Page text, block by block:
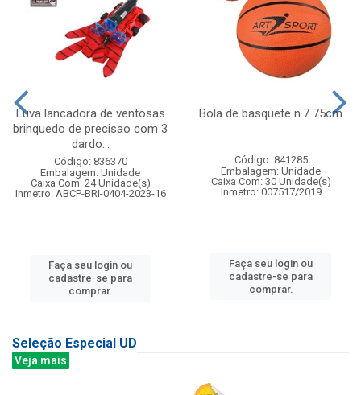
Luva lancadora de ventosas
brinquedo de precisao com 3
dardo...
Código: 836370
Embalagem: Unidade
Caixa Com: 24 Unidade(s)
Inmetro: ABCP-BRI-0404-2023-16
Faça seu login ou
cadastre-se para
comprar.
Bola de basquete n.7 75cm
Código: 841285
Embalagem: Unidade
Caixa Com: 30 Unidade(s)
Inmetro: 007517/2019
Faça seu login ou
cadastre-se para
comprar.
Seleção Especial UD
Veja mais